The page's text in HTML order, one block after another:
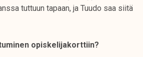
tuttuun tapaan, ja Tuudo saa siitä
opiskelijakorttiin?